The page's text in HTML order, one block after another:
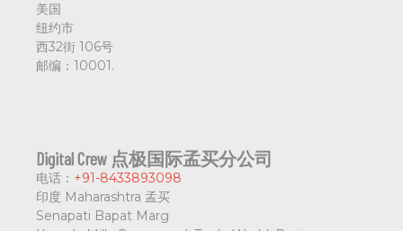
美国
纽约市
西32街 106号
邮编： 10001.
Digital Crew 点极国际孟买分公司
电话： +91-8433893098
印度 Maharashtra 孟买
Senapati Bapat Marg